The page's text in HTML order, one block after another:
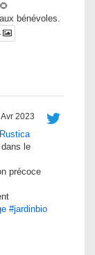
bénévoles.
2023
le
précoce
#jardinbio